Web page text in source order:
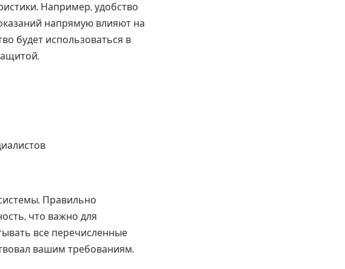
Например, удобство
напрямую влияют на
будет использоваться в
Правильно
что важно для
все перечисленные
вашим требованиям.